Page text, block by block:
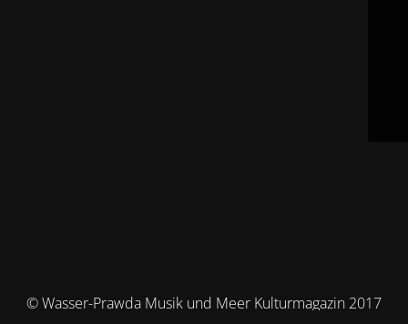
© Wasser-Prawda Musik und Meer Kulturmagazin 2017